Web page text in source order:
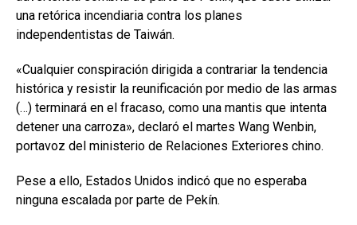
una retórica incendiaria contra los planes
independentistas de Taiwán.
«Cualquier conspiración dirigida a contrariar la tendencia
histórica y resistir la reunificación por medio de las armas
(…) terminará en el fracaso, como una mantis que intenta
detener una carroza», declaró el martes Wang Wenbin,
portavoz del ministerio de Relaciones Exteriores chino.
Pese a ello, Estados Unidos indicó que no esperaba
ninguna escalada por parte de Pekín.